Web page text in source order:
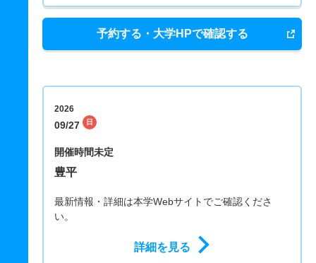
予約する・大学HPで確認する
2026
09/27 日
開催時間未定
豊平
最新情報・詳細は本学Webサイトでご確認くださ
い。
詳細を見る